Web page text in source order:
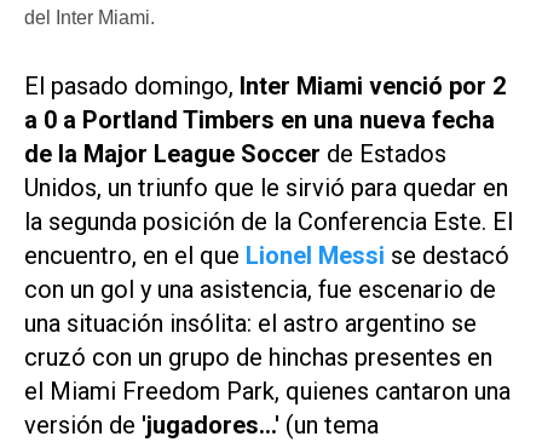
del Inter Miami.
El pasado domingo, Inter Miami venció por 2
a 0 a Portland Timbers en una nueva fecha
de la Major League Soccer de Estados
Unidos, un triunfo que le sirvió para quedar en
la segunda posición de la Conferencia Este. El
encuentro, en el que Lionel Messi se destacó
con un gol y una asistencia, fue escenario de
una situación insólita: el astro argentino se
cruzó con un grupo de hinchas presentes en
el Miami Freedom Park, quienes cantaron una
versión de 'jugadores...' (un tema